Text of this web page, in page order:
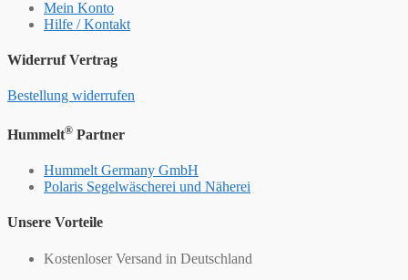
Mein Konto
Hilfe / Kontakt
Widerruf Vertrag
Bestellung widerrufen
Hummelt® Partner
Hummelt Germany GmbH
Polaris Segelwäscherei und Näherei
Unsere Vorteile
Kostenloser Versand in Deutschland